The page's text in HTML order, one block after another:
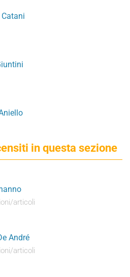
in questa sezione
articoli
André
articoli